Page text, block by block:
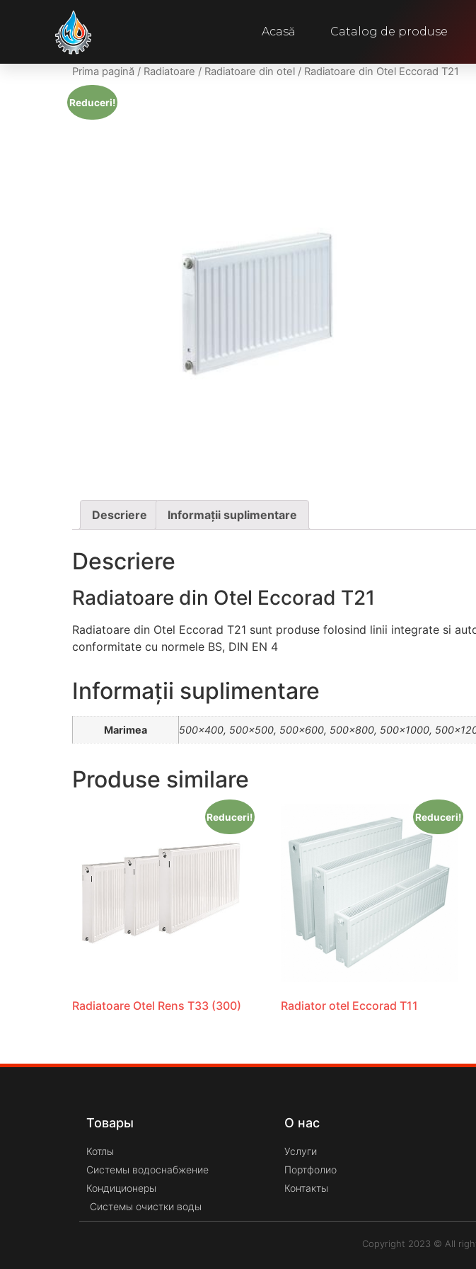
Acasă Catalog de produse
Prima pagină / Radiatoare / Radiatoare din otel / Radiatoare din Otel Eccorad T21
Reduceri!
Descriere Informații suplimentare
Descriere
Radiatoare din Otel Eccorad T21
Radiatoare din Otel Eccorad T21 sunt produse folosind linii integrate si
conformitate cu normele BS, DIN EN 4
Informații suplimentare
Marimea 500×400, 500×500, 500×600, 500×800, 500×1000,
Produse similare
Reduceri!
Radiatoare Otel Rens T33 (300)
Reduceri!
Radiator otel Eccorad T11
Товары
Котлы
Системы водоснабжение
Кондиционеры
Системы очистки воды
О нас
Услуги
Портфолио
Контакты
Copyright 2023 © All